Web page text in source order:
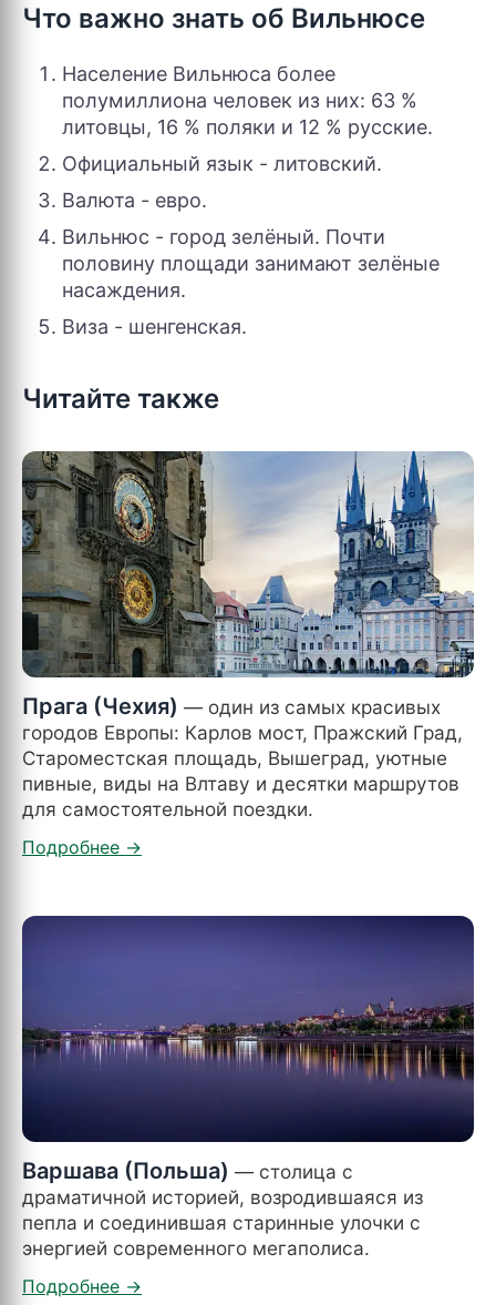
Что важно знать об Вильнюсе
Население Вильнюса более
полумиллиона человек из них: 63 %
литовцы, 16 % поляки и 12 % русские.
Официальный язык - литовский.
Валюта - евро.
Вильнюс - город зелёный. Почти
половину площади занимают зелёные
насаждения.
Виза - шенгенская.
Читайте также
Прага (Чехия) — один из самых красивых
городов Европы: Карлов мост, Пражский Град,
Староместская площадь, Вышеград, уютные
пивные, виды на Влтаву и десятки маршрутов
для самостоятельной поездки.
Варшава (Польша) — столица с
драматичной историей, возродившаяся из
пепла и соединившая старинные улочки с
энергией современного мегаполиса.